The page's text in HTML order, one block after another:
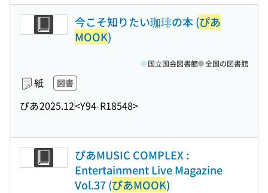
今こそ知りたい珈琲の本 (ぴあ
MOOK)
紙 図書
ぴあ2025.12<Y94-R18548>
国立国会図書館 全国の図書館
ぴあMUSIC COMPLEX :
Entertainment Live Magazine
Vol.37 (ぴあMOOK)